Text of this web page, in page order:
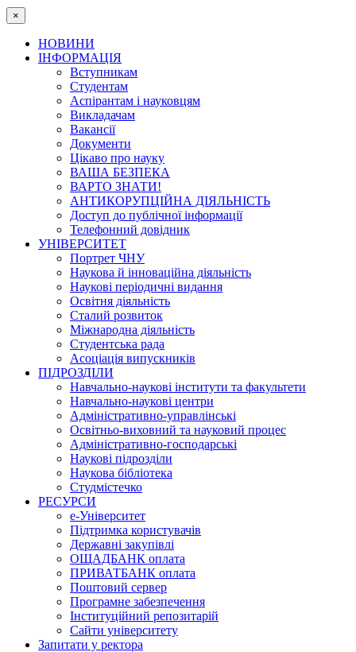
×
НОВИНИ
ІНФОРМАЦІЯ
Вступникам
Студентам
Аспірантам і науковцям
Викладачам
Вакансії
Документи
Цікаво про науку
ВАША БЕЗПЕКА
ВАРТО ЗНАТИ!
АНТИКОРУПЦІЙНА ДІЯЛЬНІСТЬ
Доступ до публічної інформації
Телефонний довідник
УНІВЕРСИТЕТ
Портрет ЧНУ
Наукова й інноваційна діяльність
Наукові періодичні видання
Освітня діяльність
Сталий розвиток
Міжнародна діяльність
Студентська рада
Асоціація випускників
ПІДРОЗДІЛИ
Навчально-наукові інститути та факультети
Навчально-наукові центри
Адміністративно-управлінські
Освітньо-виховний та науковий процес
Адміністративно-господарські
Наукові підрозділи
Наукова бібліотека
Студмістечко
РЕСУРСИ
е-Університет
Підтримка користувачів
Державні закупівлі
ОЩАДБАНК оплата
ПРИВАТБАНК оплата
Поштовий сервер
Програмне забезпечення
Інституційний репозитарій
Сайти університету
Запитати у ректора